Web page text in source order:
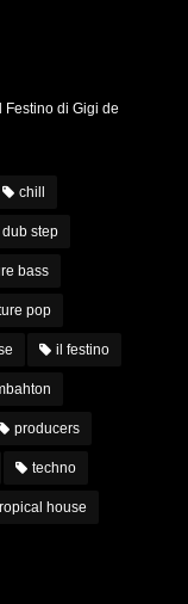
Festino di Gigi de
chill
dub step
bass
pop
il festino
producers
techno
house